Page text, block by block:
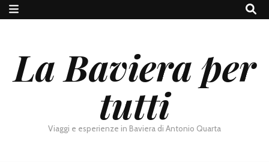
La Baviera per
tutti
Viaggi e esperienze in Baviera di Antonio Quarta